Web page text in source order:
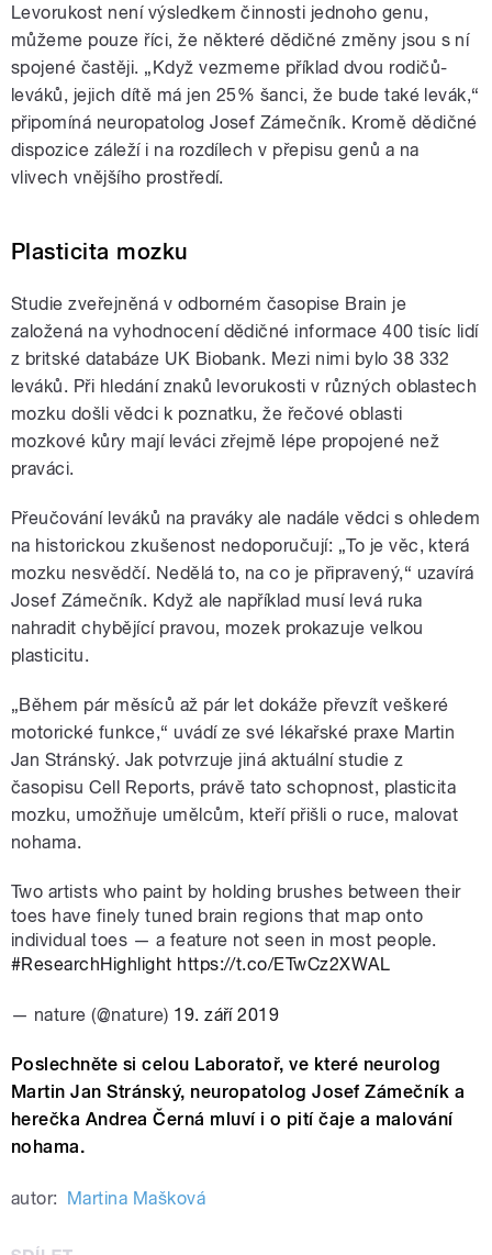
Levorukost není výsledkem činnosti jednoho genu,
můžeme pouze říci, že některé dědičné změny jsou s ní
spojené častěji. „Když vezmeme příklad dvou rodičů-
leváků, jejich dítě má jen 25% šanci, že bude také levák,“
připomíná neuropatolog Josef Zámečník. Kromě dědičné
dispozice záleží i na rozdílech v přepisu genů a na
vlivech vnějšího prostředí.
Plasticita mozku
Studie zveřejněná v odborném časopise Brain je
založená na vyhodnocení dědičné informace 400 tisíc lidí
z britské databáze UK Biobank. Mezi nimi bylo 38 332
leváků. Při hledání znaků levorukosti v různých oblastech
mozku došli vědci k poznatku, že řečové oblasti
mozkové kůry mají leváci zřejmě lépe propojené než
praváci.
Přeučování leváků na praváky ale nadále vědci s ohledem
na historickou zkušenost nedoporučují: „To je věc, která
mozku nesvědčí. Nedělá to, na co je připravený,“ uzavírá
Josef Zámečník. Když ale například musí levá ruka
nahradit chybějící pravou, mozek prokazuje velkou
plasticitu.
„Během pár měsíců až pár let dokáže převzít veškeré
motorické funkce,“ uvádí ze své lékařské praxe Martin
Jan Stránský. Jak potvrzuje jiná aktuální studie z
časopisu Cell Reports, právě tato schopnost, plasticita
mozku, umožňuje umělcům, kteří přišli o ruce, malovat
nohama.
Two artists who paint by holding brushes between their
toes have finely tuned brain regions that map onto
individual toes — a feature not seen in most people.
#ResearchHighlight https://t.co/ETwCz2XWAL
— nature (@nature) 19. září 2019
Poslechněte si celou Laboratoř, ve které neurolog
Martin Jan Stránský, neuropatolog Josef Zámečník a
herečka Andrea Černá mluví i o pití čaje a malování
nohama.
autor: Martina Mašková